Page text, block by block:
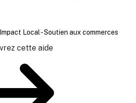
Local - Soutien aux commerces
cette aide